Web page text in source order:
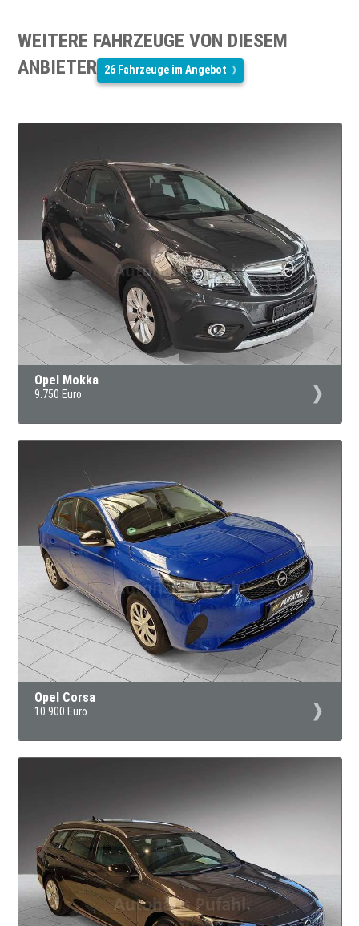
WEITERE FAHRZEUGE VON DIESEM
ANBIETER 26 Fahrzeuge im Angebot
Opel Mokka
9.750 Euro
Opel Corsa
10.900 Euro